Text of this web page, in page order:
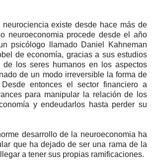
existe desde hace más de
neuroeconomia procede desde el año
psicólogo llamado Daniel Kahneman
de economía, gracias a sus estudios
de los seres humanos en los aspectos
de un modo irreversible la forma de
entonces el sector financiero a
para manipular la relación de los
y endeudarlos hasta perder su
desarrollo de la neuroeconomia ha
que ha dejado de ser una rama de la
a tener sus propias ramificaciones.